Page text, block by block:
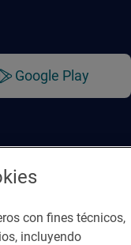
Google Play
con fines técnicos,
incluyendo